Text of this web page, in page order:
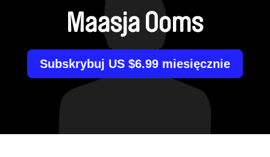
Maasja Ooms
Subskrybuj US $6.99 miesięcznie